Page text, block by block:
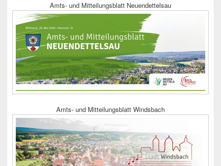
Amts- und Mitteilungsblatt Neuendettelsau
Amts- und Mitteilungsblatt Windsbach